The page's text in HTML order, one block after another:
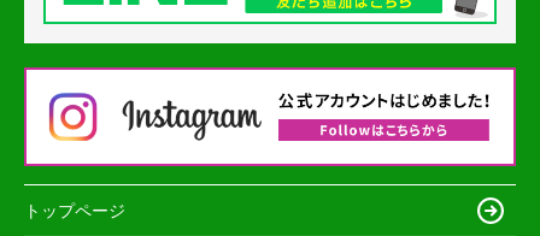
トップページ